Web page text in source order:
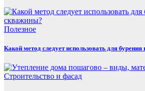
Полезнoe
Какой метод следует использовать для
Строительство и фасад